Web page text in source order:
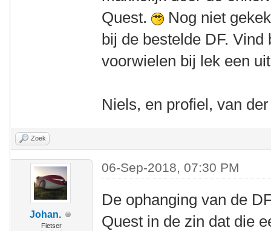
Quest.
Nog niet
bij de bestelde DF.
voorwielen bij lek een
Niels, en profiel, van
Zoek
Johan.
Fietser
06-Sep-2018, 07:30 PM
De ophanging van de
Quest in de zin dat die